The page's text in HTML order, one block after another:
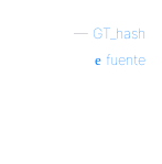
— GT_hash
fuente